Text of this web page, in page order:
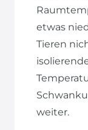
etwas
Tieren
weiter.